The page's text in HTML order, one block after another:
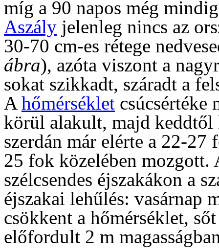
míg a 90 napos még
Aszály jelenleg nincs az
30-70 cm-es rétege
ábra), azóta viszont a
sokat szikkadt, száradt a
A hőmérséklet csúcsértéke
körül alakult, majd keddtől
szerdán már elérte a 22-
25 fok közelében mozgott.
szélcsendes éjszakákon a
éjszakai lehűlés: vasárnap
csökkent a hőmérséklet,
előfordult 2 m